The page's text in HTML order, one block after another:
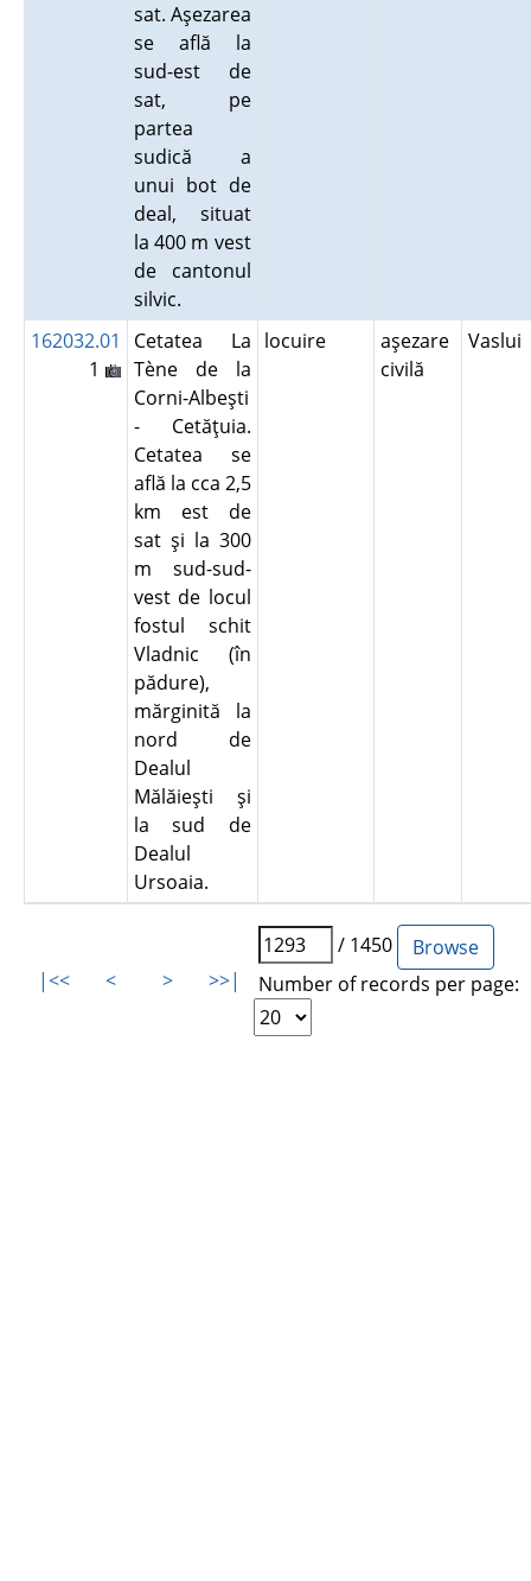
sat. Aşezarea
se află la
sud-est de
sat, pe
partea
sudică a
unui bot de
deal, situat
la 400 m vest
de cantonul
silvic.
162032.01
1
Cetatea La
Tène de la
Corni-Albeşti
- Cetăţuia.
Cetatea se
află la cca 2,5
km est de
sat şi la 300
m sud-sud-
vest de locul
fostul schit
Vladnic (în
pădure),
mărginită la
nord de
Dealul
Mălăieşti şi
la sud de
Dealul
Ursoaia.
locuire
aşezare
civilă
Vaslui
|<< < > >>|
/ 1450
Number of records per page: